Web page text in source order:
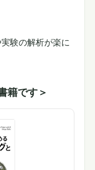
験の解析が楽に
籍です＞